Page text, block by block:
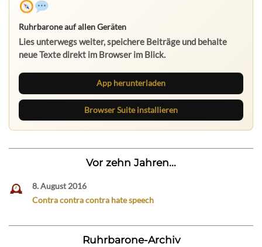
Ruhrbarone auf allen Geräten
Lies unterwegs weiter, speichere Beiträge und behalte
neue Texte direkt im Browser im Blick.
App herunterladen
Browser Suite installieren
Vor zehn Jahren...
8. August 2016
Contra contra contra hate speech
Ruhrbarone-Archiv